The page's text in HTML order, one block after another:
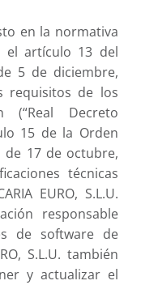
en la normativa
el artículo 13 del
5 de diciembre,
requisitos de los
(“Real Decreto
15 de la Orden
de 17 de octubre,
técnicas
EURO, S.L.U.
responsable
de software de
S.L.U. también
y actualizar el